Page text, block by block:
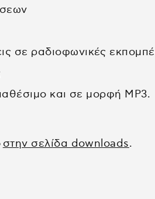
σε ραδιοφωνικές
και σε μορφή ΜΡ3.
στην σελίδα downloads.